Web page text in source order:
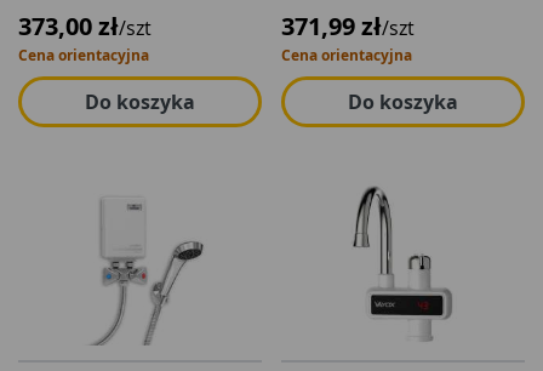
373,00 zł/szt
Cena orientacyjna
Do koszyka
371,99 zł/szt
Cena orientacyjna
Do koszyka